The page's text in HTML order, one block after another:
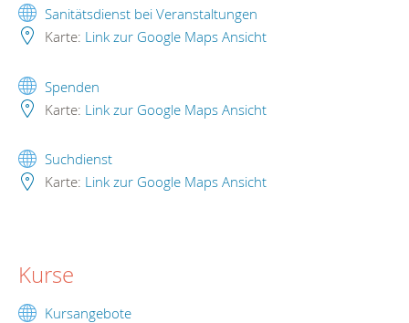
Sanitätsdienst bei Veranstaltungen
Karte: Link zur Google Maps Ansicht
Spenden
Karte: Link zur Google Maps Ansicht
Suchdienst
Karte: Link zur Google Maps Ansicht
Kurse
Kursangebote